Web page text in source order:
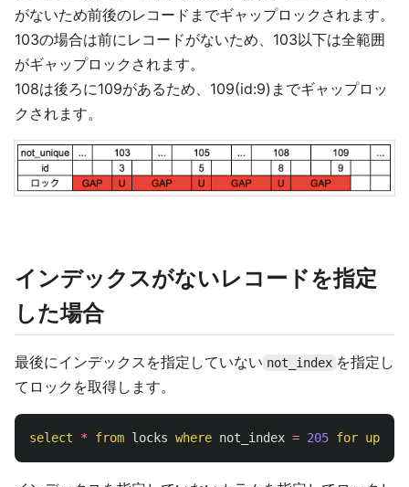
がないため前後のレコードまでギャップロックされます。
103の場合は前にレコードがないため、103以下は全範囲
がギャップロックされます。
108は後ろに109があるため、109(id:9)までギャップロッ
クされます。
インデックスがないレコードを指定
した場合
最後にインデックスを指定していない not_index を指定し
てロックを取得します。
select * from locks where not_index = 205 for update